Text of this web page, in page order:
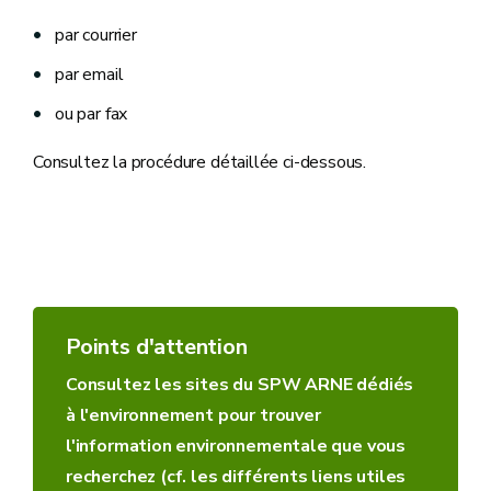
par courrier
par email
ou par fax
Consultez la procédure détaillée ci-dessous.
Points d'attention
Consultez les sites du SPW ARNE dédiés
à l'environnement pour trouver
l'information environnementale que vous
recherchez (cf. les différents liens utiles